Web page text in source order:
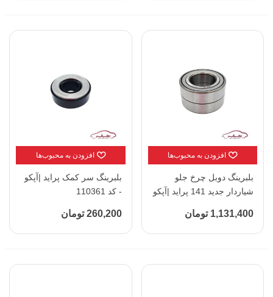
افزودن به محبوب‌ها
بلبرینگ دوبل چرخ جلو
شیاردار جدید 141 پراید |آپکو
1,131,400 تومان
افزودن به محبوب‌ها
بلبرینگ سر کمک پراید |آپکو
- کد 110361
260,200 تومان